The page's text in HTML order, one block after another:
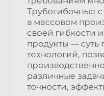
Трубогибочные
в массовом
своей гибкости
продукты —
технологий,
различные
точности,